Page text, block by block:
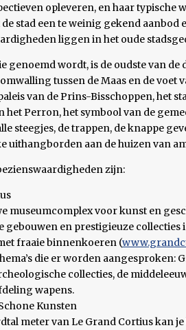
opleveren, en haar typische
stad een te weinig gekend
liggen in het oude
genoemd wordt, is de oudste van
tussen de Maas en de voet
van de Prins-Bisschoppen, het
het Perron, het symbool van de
steegjes, de trappen, de knappe
uithangborden aan de huizen van
zijn:
museumcomplex voor kunst en
gebouwen en prestigieuze
fraaie binnenkoeren (
die er worden aangesproken:
collecties, de
wapens.
Kunsten
meter van Le Grand Cortius kan